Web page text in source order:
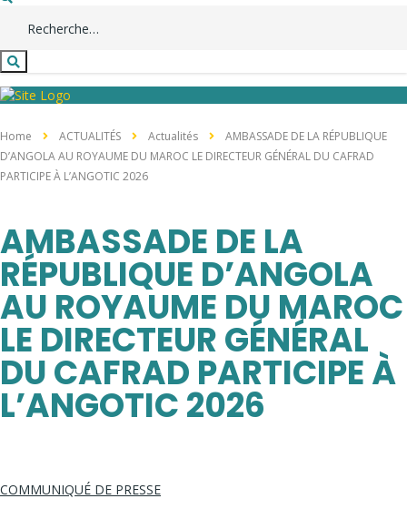
Home ACTUALITÉS Actualités
AMBASSADE DE LA RÉPUBLIQUE
D’ANGOLA AU ROYAUME DU MAROC LE DIRECTEUR GÉNÉRAL DU CAFRAD
PARTICIPE À L’ANGOTIC 2026
AMBASSADE DE LA
RÉPUBLIQUE D’ANGOLA
AU ROYAUME DU MAROC
LE DIRECTEUR GÉNÉRAL
DU CAFRAD PARTICIPE À
L’ANGOTIC 2026
COMMUNIQUÉ DE PRESSE